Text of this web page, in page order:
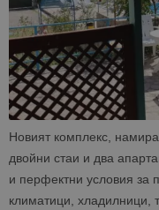
Новият комплекс,
двойни стаи и два
и перфектни условия за
климатици, хладилници,